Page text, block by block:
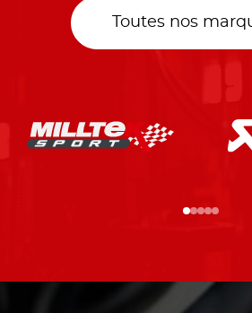
Toutes nos